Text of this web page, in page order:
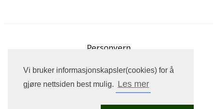
Vi bruker informasjonskapsler(cookies) for å
gjøre nettsiden best mulig. Les mer
Personvern